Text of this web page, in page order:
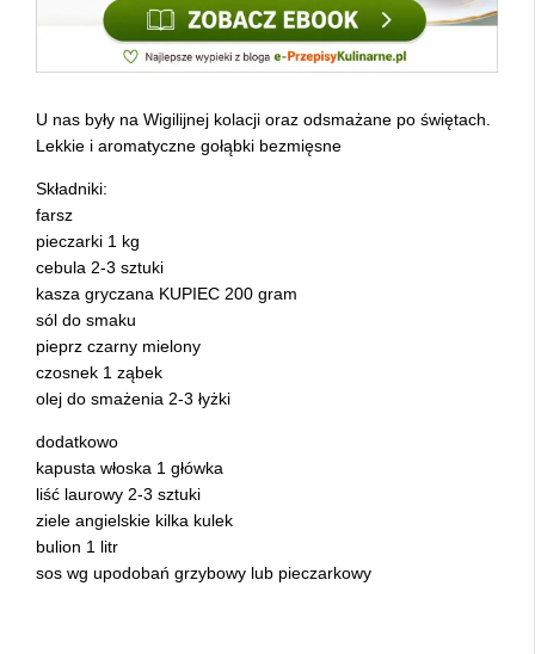
U nas były na Wigilijnej kolacji oraz odsmażane po świętach.
Lekkie i aromatyczne gołąbki bezmięsne
Składniki:
farsz
pieczarki 1 kg
cebula 2-3 sztuki
kasza gryczana KUPIEC 200 gram
sól do smaku
pieprz czarny mielony
czosnek 1 ząbek
olej do smażenia 2-3 łyżki
dodatkowo
kapusta włoska 1 główka
liść laurowy 2-3 sztuki
ziele angielskie kilka kulek
bulion 1 litr
sos wg upodobań grzybowy lub pieczarkowy